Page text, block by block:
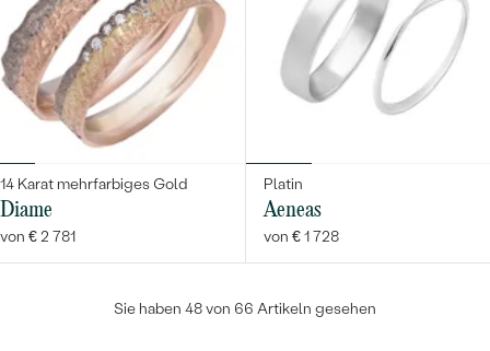
14 Karat mehrfarbiges Gold
Diame
von € 2 781
Platin
Aeneas
von € 1 728
Sie haben 48 von 66 Artikeln gesehen